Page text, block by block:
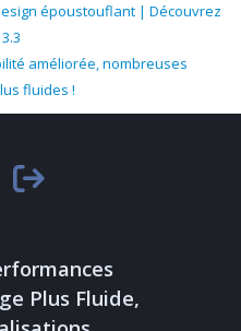
époustouflant | Découvrez
améliorée, nombreuses
fluides !
Plus Fluide,